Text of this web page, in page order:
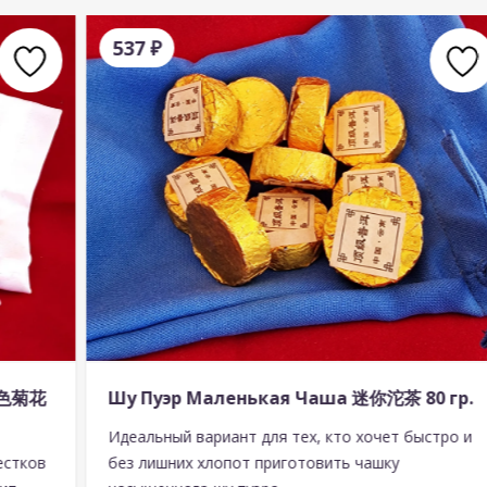
菊花
537₽
Шу Пуэр Маленькая Чаша 迷你沱茶 80 гр.
Идеальный вариант для тех, кто хочет быстро и
без лишних хлопот приготовить чашку